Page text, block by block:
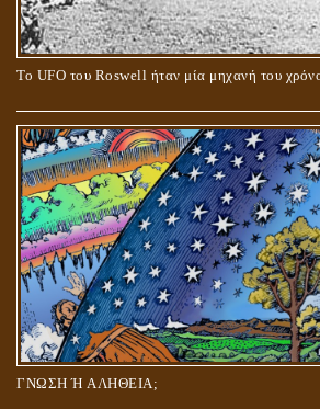
Το UFO του Roswell ήταν μία μηχανή του
ΓΝΩΣΗ Ή ΑΛΗΘΕΙΑ;